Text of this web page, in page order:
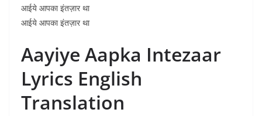
आईये आपका इंतज़ार था
आईये आपका इंतज़ार था
Aayiye Aapka Intezaar
Lyrics English
Translation